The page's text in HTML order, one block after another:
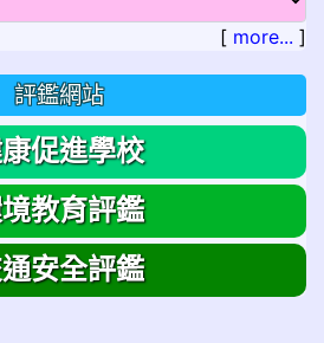
[ more... ]
評鑑網站
促進學校
教育評鑑
安全評鑑